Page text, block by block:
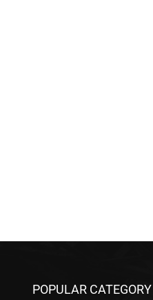
POPULAR CATEGORY